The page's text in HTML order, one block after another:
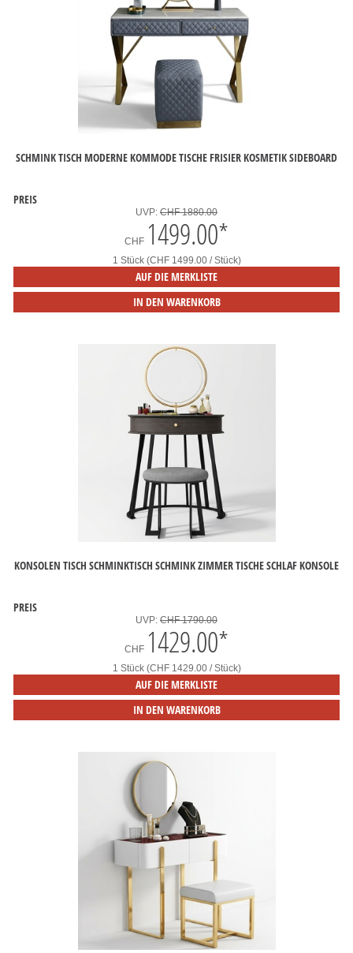
SCHMINK TISCH MODERNE KOMMODE TISCHE FRISIER KOSMETIK SIDEBOARD
PREIS
UVP: CHF 1880.00
CHF 1499.00*
1 Stück (CHF 1499.00 / Stück)
AUF DIE MERKLISTE
IN DEN WARENKORB
KONSOLEN TISCH SCHMINKTISCH SCHMINK ZIMMER TISCHE SCHLAF KONSOLE
PREIS
UVP: CHF 1790.00
CHF 1429.00*
1 Stück (CHF 1429.00 / Stück)
AUF DIE MERKLISTE
IN DEN WARENKORB